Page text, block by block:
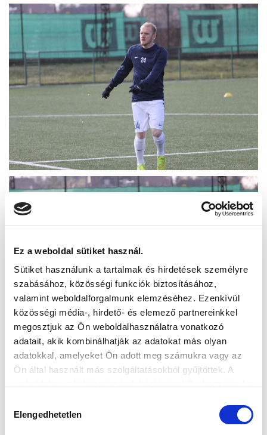
Ez a weboldal sütiket használ.
Sütiket használunk a tartalmak és hirdetések személyre
szabásához, közösségi funkciók biztosításához,
valamint weboldalforgalmunk elemzéséhez. Ezenkívül
közösségi média-, hirdető- és elemező partnereinkkel
megosztjuk az Ön weboldalhasználatra vonatkozó
adatait, akik kombinálhatják az adatokat más olyan
adatokkal, amelyeket Ön adott meg számukra vagy az
Ön által használt más szolgáltatásokból gyűjtöttek. A
kiválasztása
Elengedhetetlen